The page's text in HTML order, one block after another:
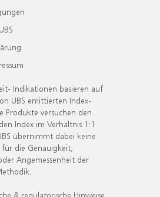
Indikationen basieren auf
UBS emittierten Index-
Produkte versuchen den
Index im Verhältnis 1:1
übernimmt dabei keine
die Genauigkeit,
Angemessenheit der